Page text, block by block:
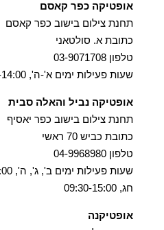
אופטיקה כפר קאסם
תחנת צילום בישוב כפר קאסם
כתובת א. סולטאני
טלפון 03-9071708
שעות פעילות ימים א'-ה', 10:00-14:00 | 16:00-20:00
אופטיקה נביל והאלה סבית
תחנת צילום בישוב כפר יאסיף
כתובת כביש 70 ראשי
טלפון 04-9968980
חג, 09:30-15:00
אופטיקנה